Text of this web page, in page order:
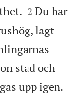


2 Du har
lagt
stad och
upp igen.